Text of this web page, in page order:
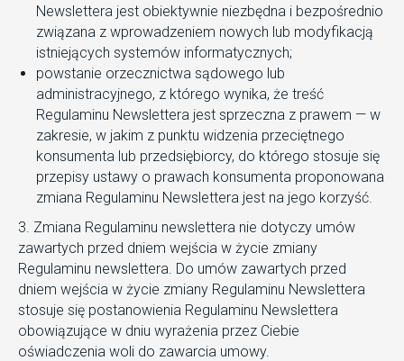
Newslettera jest obiektywnie niezbędna i bezpośrednio
związana z wprowadzeniem nowych lub modyfikacją
istniejących systemów informatycznych;
powstanie orzecznictwa sądowego lub
administracyjnego, z którego wynika, że treść
Regulaminu Newslettera jest sprzeczna z prawem — w
zakresie, w jakim z punktu widzenia przeciętnego
konsumenta lub przedsiębiorcy, do którego stosuje się
przepisy ustawy o prawach konsumenta proponowana
zmiana Regulaminu Newslettera jest na jego korzyść.
3. Zmiana Regulaminu newslettera nie dotyczy umów
zawartych przed dniem wejścia w życie zmiany
Regulaminu newslettera. Do umów zawartych przed
dniem wejścia w życie zmiany Regulaminu Newslettera
stosuje się postanowienia Regulaminu Newslettera
obowiązujące w dniu wyrażenia przez Ciebie
oświadczenia woli do zawarcia umowy.